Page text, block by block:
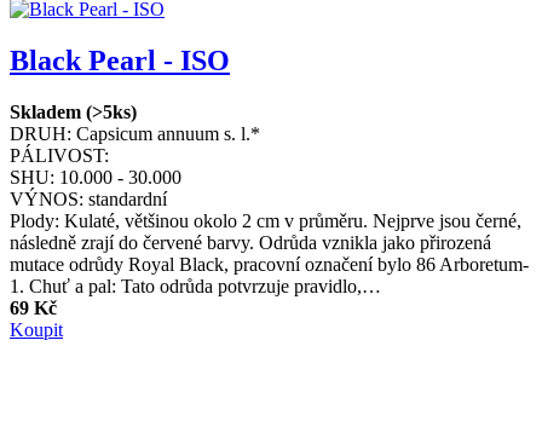
Black Pearl - ISO
Skladem (>5ks)
DRUH: Capsicum annuum s. l.*
PÁLIVOST:
SHU: 10.000 - 30.000
VÝNOS: standardní
Plody: Kulaté, většinou okolo 2 cm v průměru. Nejprve jsou černé,
následně zrají do červené barvy. Odrůda vznikla jako přirozená
mutace odrůdy Royal Black, pracovní označení bylo 86 Arboretum-
1. Chuť a pal: Tato odrůda potvrzuje pravidlo,…
69 Kč
Koupit